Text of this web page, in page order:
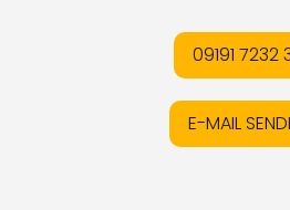
09191 7232
E-MAIL